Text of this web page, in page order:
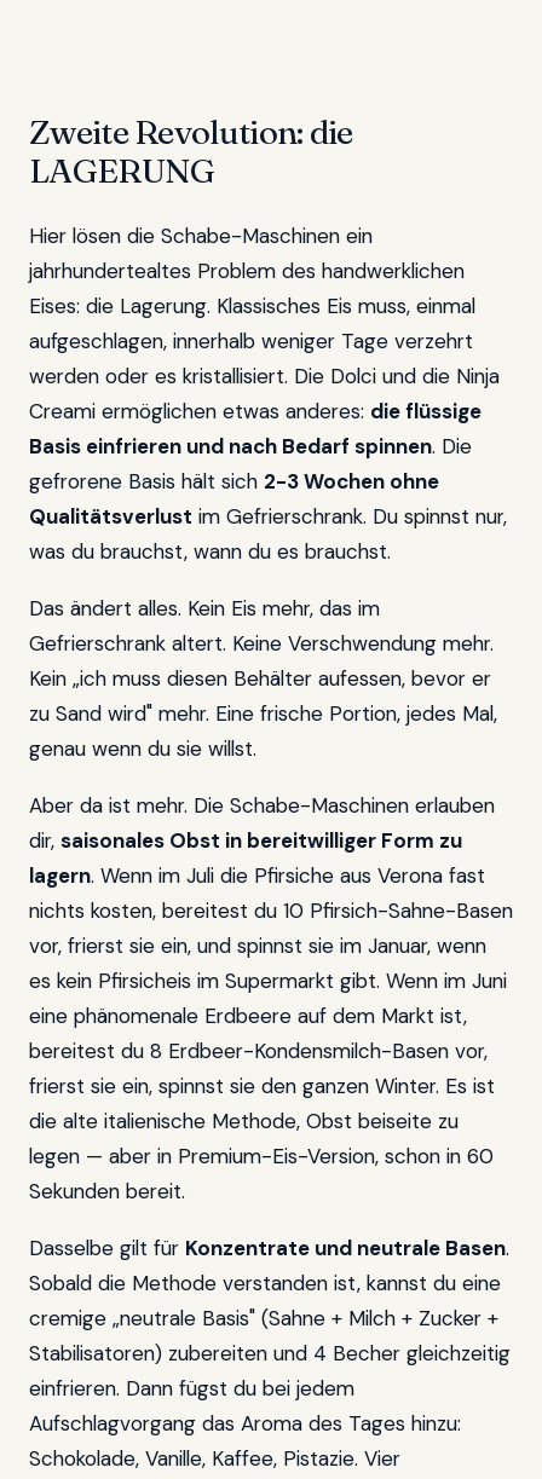
Zweite Revolution: die
LAGERUNG
Hier lösen die Schabe-Maschinen ein
jahrhundertealtes Problem des handwerklichen
Eises: die Lagerung. Klassisches Eis muss, einmal
aufgeschlagen, innerhalb weniger Tage verzehrt
werden oder es kristallisiert. Die Dolci und die Ninja
Creami ermöglichen etwas anderes: die flüssige
Basis einfrieren und nach Bedarf spinnen. Die
gefrorene Basis hält sich 2-3 Wochen ohne
Qualitätsverlust im Gefrierschrank. Du spinnst nur,
was du brauchst, wann du es brauchst.
Das ändert alles. Kein Eis mehr, das im
Gefrierschrank altert. Keine Verschwendung mehr.
Kein „ich muss diesen Behälter aufessen, bevor er
zu Sand wird" mehr. Eine frische Portion, jedes Mal,
genau wenn du sie willst.
Aber da ist mehr. Die Schabe-Maschinen erlauben
dir, saisonales Obst in bereitwilliger Form zu
lagern. Wenn im Juli die Pfirsiche aus Verona fast
nichts kosten, bereitest du 10 Pfirsich-Sahne-Basen
vor, frierst sie ein, und spinnst sie im Januar, wenn
es kein Pfirsicheis im Supermarkt gibt. Wenn im Juni
eine phänomenale Erdbeere auf dem Markt ist,
bereitest du 8 Erdbeer-Kondensmilch-Basen vor,
frierst sie ein, spinnst sie den ganzen Winter. Es ist
die alte italienische Methode, Obst beiseite zu
legen — aber in Premium-Eis-Version, schon in 60
Sekunden bereit.
Dasselbe gilt für Konzentrate und neutrale Basen.
Sobald die Methode verstanden ist, kannst du eine
cremige „neutrale Basis" (Sahne + Milch + Zucker +
Stabilisatoren) zubereiten und 4 Becher gleichzeitig
einfrieren. Dann fügst du bei jedem
Aufschlagvorgang das Aroma des Tages hinzu:
Schokolade, Vanille, Kaffee, Pistazie. Vier